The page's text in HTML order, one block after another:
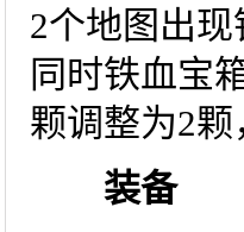
2个地图出
同时铁血宝
颗调整为2
装备